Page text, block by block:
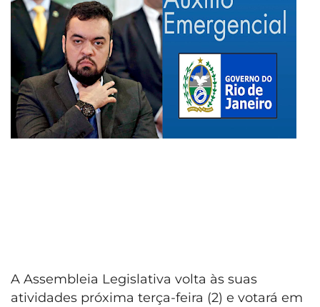
A Assembleia Legislativa volta às suas
atividades próxima terça-feira (2) e votará em